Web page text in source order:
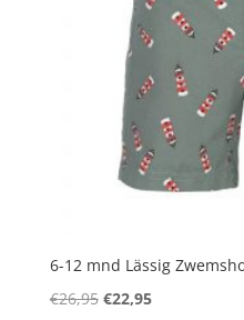
6-12 mnd Lässig
€26,95 Oorspronkelijke
€22,95Huidige